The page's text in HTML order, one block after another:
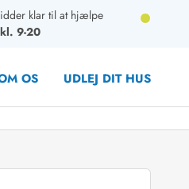
klar til at hjælpe
9-20
OS UDLEJ DIT HUS